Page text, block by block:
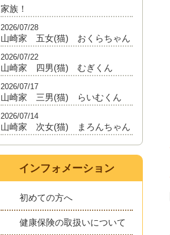
家族！
山崎家 五女(猫) おくらちゃん
2026/07/28
山崎家 四男(猫) むぎくん
2026/07/22
山崎家 三男(猫) らいむくん
2026/07/17
山崎家 次女(猫) まろんちゃん
2026/07/14
インフォメーション
初めての方へ
健康保険の取扱いについて